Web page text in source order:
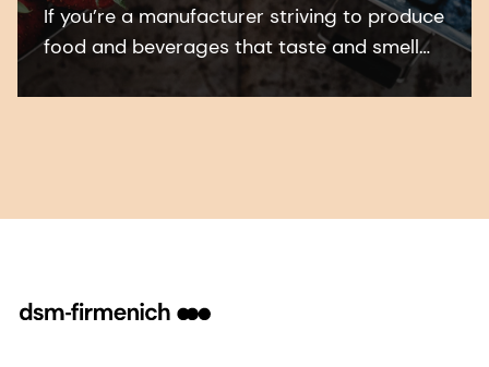
If you’re a manufacturer striving to produce
food and beverages that taste and smell
deliciously appetizing and authentic…you’re